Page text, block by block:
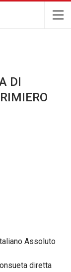
DI
Assoluto
diretta